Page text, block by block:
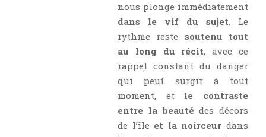
nous plonge immédiatement
dans le vif du sujet. Le
rythme reste soutenu tout
au long du récit, avec ce
rappel constant du danger
qui peut surgir à tout
moment, et le contraste
entre la beauté des décors
de l’île et la noirceur dans